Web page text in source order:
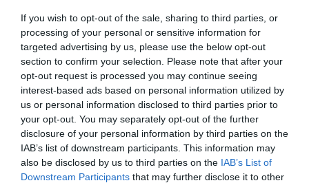
If you wish to opt-out of the sale, sharing to third parties, or
processing of your personal or sensitive information for
targeted advertising by us, please use the below opt-out
section to confirm your selection. Please note that after your
opt-out request is processed you may continue seeing
interest-based ads based on personal information utilized by
us or personal information disclosed to third parties prior to
your opt-out. You may separately opt-out of the further
disclosure of your personal information by third parties on the
IAB’s list of downstream participants. This information may
also be disclosed by us to third parties on the IAB’s List of
Downstream Participants that may further disclose it to other
οποίο αποτελεί μία κλασική πραγματεία για τις
ιστορικές ταινίες και για τον ρόλο τους στην
αναπαράσταση του παρελθόντος. Ο συγγραφέας
τεκμηριώνει τη θέση πως εάν αφήσουμε τις ιστορικές
ταινίες έξω από τη συζήτηση για τις νοηματοδοτήσεις
του παρελθόντος, είναι σαν να αγνοούμε ένα από τα πιο
σημαντικά μέσα για τις προσλήψεις των ιστορικών
γεγονότων. Το βιβλίο «Η Ιστορία στον Κινηματογράφο
/ Ο Κινηματογράφος στην Ιστορία» εξετάζει ποιες
εικόνες μεταφέρουν στο παρόν οι κινηματογραφικές
ταινίες για το χθες και πώς ακριβώς τις μεταφέρουν,